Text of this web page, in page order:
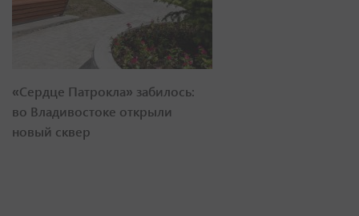
«Сердце Патрокла» забилось:
во Владивостоке открыли
новый сквер